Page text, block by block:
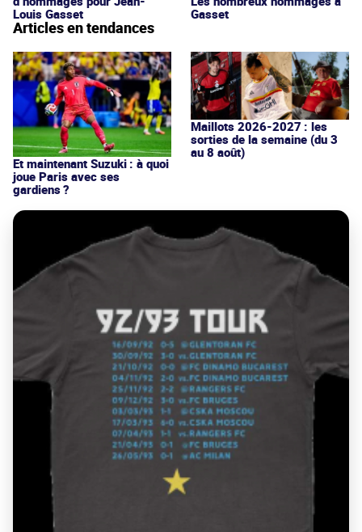
Louis Gasset
Gasset
Articles en tendances
Et maintenant Suzuki : à quoi
joue Paris avec ses
gardiens ?
Maillots 2026-2027 : les
sorties de la semaine (du 3
au 8 août)